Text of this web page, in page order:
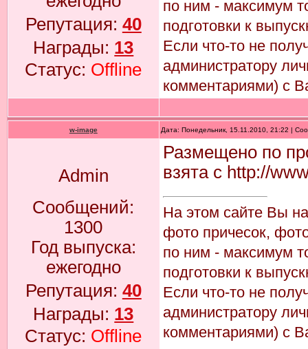
Репутация: 40
Награды: 13
Статус: Offline
по ним - максимум
подготовки к
Если что-то не
администратору
комментариями) с
w-image Дата: Понедельник, 15.11.2010, 21:22 |
Admin
Сообщений:
1300
Год выпуска:
ежегодно
Репутация: 40
Награды: 13
Статус: Offline
Размещено по
взята с http://
На этом сайте Вы
фото причесок,
по ним - максимум
подготовки к
Если что-то не
администратору
комментариями) с